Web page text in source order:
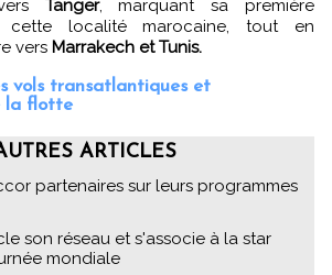
Tanger, marquant sa première
cette localité marocaine, tout en
vers Marrakech et Tunis.
vols transatlantiques et
la flotte
ARTICLES
partenaires sur leurs programmes
son réseau et s'associe à la star
mondiale